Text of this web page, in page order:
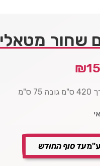
שחור מטאלי
₪
עד סוף החודש